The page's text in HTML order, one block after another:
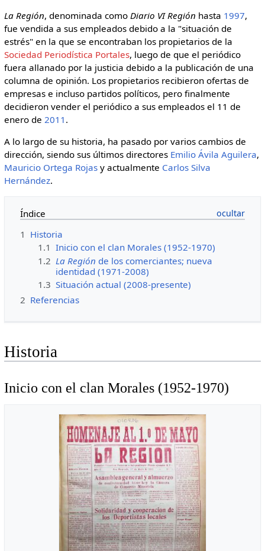
La Región, denominada como Diario VI Región hasta 1997,
fue vendida a sus empleados debido a la "situación de
estrés" en la que se encontraban los propietarios de la
Sociedad Periodística Portales, luego de que el periódico
fuera allanado por la justicia debido a la publicación de una
columna de opinión. Los propietarios recibieron ofertas de
empresas e incluso partidos políticos, pero finalmente
decidieron vender el periódico a sus empleados el 11 de
enero de 2011 .
A lo largo de su historia, ha pasado por varios cambios de
dirección, siendo sus últimos directores Emilio Ávila Aguilera,
Mauricio Ortega Rojasy actualmente Carlos Silva
Hernández.
Índice
1 Historia
1.1 Inicio con el clan Morales (1952-1970)
1.2 La Región de los comerciantes; nueva
identidad (1971-2008)
1.3 Situación actual (2008-presente)
2 Referencias
Historia
Inicio con el clan Morales (1952-1970)